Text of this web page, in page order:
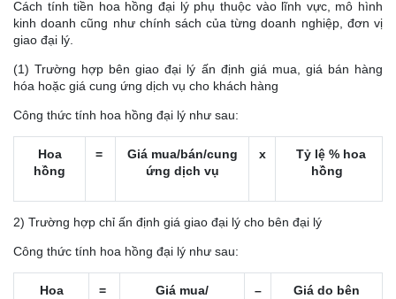
Cách tính tiền hoa hồng đại lý phụ thuộc vào lĩnh vực, mô hình
kinh doanh cũng như chính sách của từng doanh nghiệp, đơn vị
giao đại lý.
(1) Trường hợp bên giao đại lý ấn định giá mua, giá bán hàng
hóa hoặc giá cung ứng dịch vụ cho khách hàng
Công thức tính hoa hồng đại lý như sau:
Hoa
hồng
= Giá mua/bán/cung
ứng dịch vụ
x
Tỷ lệ % hoa
hồng
2) Trường hợp chỉ ấn định giá giao đại lý cho bên đại lý
Công thức tính hoa hồng đại lý như sau:
Hoa
=
Giá mua/
–
Giá do bên